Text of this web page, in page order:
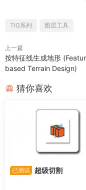
TIG系列 图层工具
上一篇
按特征线生成地形
based Terrain Design)
猜你喜欢
已测试 超级切割